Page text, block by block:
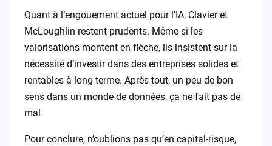
Quant à l’engouement actuel pour l’IA, Clavier et
McLoughlin restent prudents. Même si les
valorisations montent en flèche, ils insistent sur la
nécessité d’investir dans des entreprises solides et
rentables à long terme. Après tout, un peu de bon
sens dans un monde de données, ça ne fait pas de
mal.
Pour conclure, n’oublions pas qu’en capital-risque,